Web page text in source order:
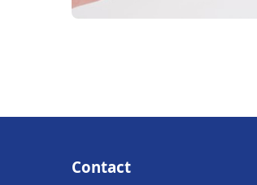
Contact